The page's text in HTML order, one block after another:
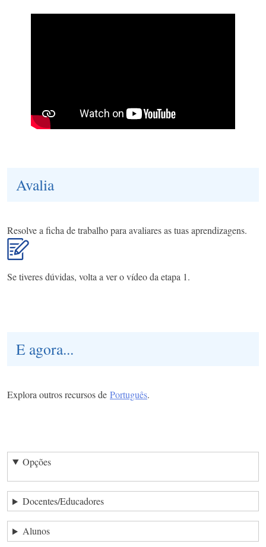
Avalia
Resolve a ficha de trabalho para avaliares as tuas aprendizagens.
Se tiveres dúvidas, volta a ver o vídeo da etapa 1.
E agora...
Explora outros recursos de Português.
Opções
Docentes/Educadores
Alunos